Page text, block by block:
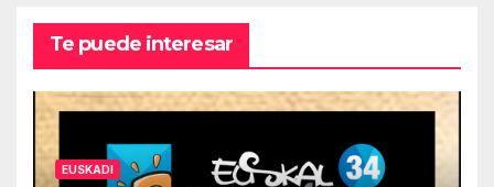
Te puede interesar
EUSKADI